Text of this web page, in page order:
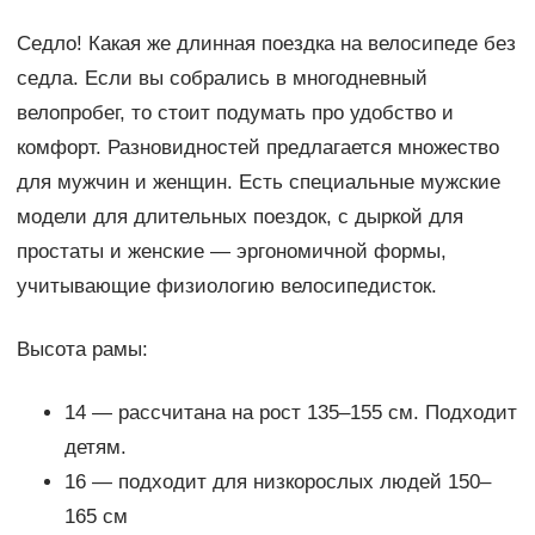
Седло! Какая же длинная поездка на велосипеде без
седла. Если вы собрались в многодневный
велопробег, то стоит подумать про удобство и
комфорт. Разновидностей предлагается множество
для мужчин и женщин. Есть специальные мужские
модели для длительных поездок, с дыркой для
простаты и женские — эргономичной формы,
учитывающие физиологию велосипедисток.
Высота рамы:
14 — рассчитана на рост 135–155 см. Подходит
детям.
16 — подходит для низкорослых людей 150–
165 см